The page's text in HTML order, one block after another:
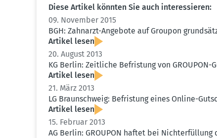
Diese Artikel könnten Sie auch inter­es­sieren:
09. November 2015
BGH: Zahnarzt-Angebote auf Groupon
Artikel lesen
20. August 2013
KG Berlin: Zeitliche Befristung von
Artikel lesen
21. März 2013
LG Braun­schweig: Befristung eines Online-
Artikel lesen
15. Februar 2013
AG Berlin: GROUPON haftet bei